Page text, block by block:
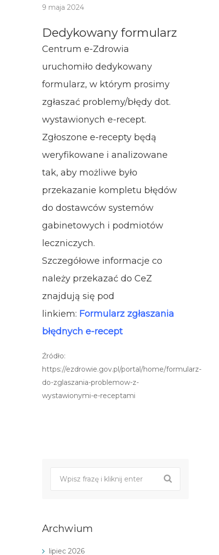
9 maja 2024
Dedykowany formularz
Centrum e-Zdrowia
uruchomiło dedykowany
formularz, w którym prosimy
zgłaszać problemy/błędy dot.
wystawionych e-recept.
Zgłoszone e-recepty będą
weryfikowane i analizowane
tak, aby możliwe było
przekazanie kompletu błędów
do dostawców systemów
gabinetowych i podmiotów
leczniczych.
Szczegółowe informacje co
należy przekazać do CeZ
znajdują się pod
linkiem: Formularz zgłaszania
błędnych e-recept
Źródło:
https://ezdrowie.gov.pl/portal/home/formularz-
do-zglaszania-problemow-z-
wystawionymi-e-receptami
Archwium
lipiec 2026